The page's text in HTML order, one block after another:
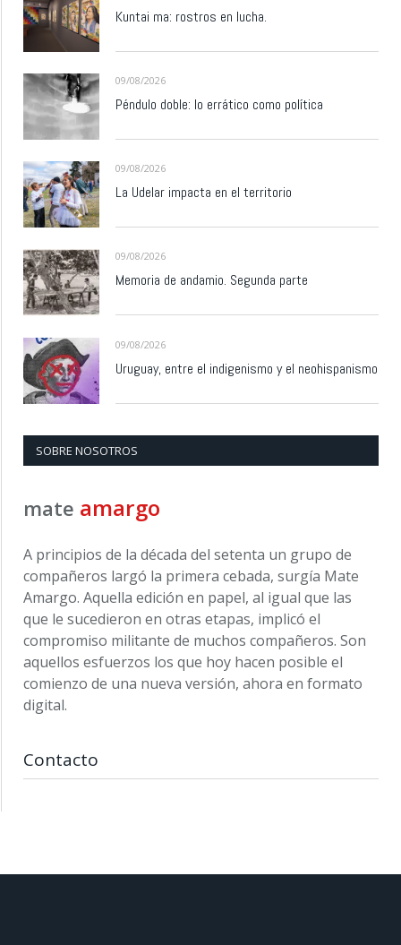
Kuntai ma: rostros en lucha.
09/08/2026
Péndulo doble: lo errático como política
09/08/2026
La Udelar impacta en el territorio
09/08/2026
Memoria de andamio. Segunda parte
09/08/2026
Uruguay, entre el indigenismo y el neohispanismo
SOBRE NOSOTROS
mate amargo
A principios de la década del setenta un grupo de
compañeros largó la primera cebada, surgía Mate
Amargo. Aquella edición en papel, al igual que las
que le sucedieron en otras etapas, implicó el
compromiso militante de muchos compañeros. Son
aquellos esfuerzos los que hoy hacen posible el
comienzo de una nueva versión, ahora en formato
digital.
Contacto